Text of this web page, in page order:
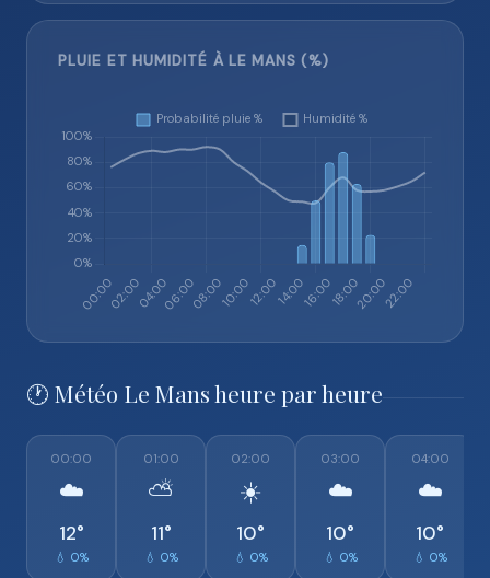
PLUIE ET HUMIDITÉ À LE MANS (%)
🕐 Météo Le Mans heure par heure
00:00
☁️
12°
💧 0%
01:00
⛅
11°
💧 0%
02:00
☀️
10°
💧 0%
03:00
☁️
10°
💧 0%
04:00
☁️
10°
💧 0%